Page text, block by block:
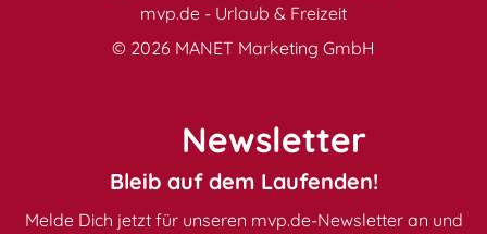
mvp.de - Urlaub & Freizeit
© 2026 MANET Marketing GmbH
Newsletter
Bleib auf dem Laufenden!
Melde Dich jetzt für unseren mvp.de-Newsletter an und